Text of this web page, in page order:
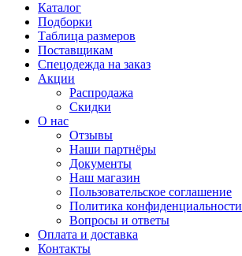
Каталог
Подборки
Таблица размеров
Поставщикам
Спецодежда на заказ
Акции
Распродажа
Скидки
О нас
Отзывы
Наши партнёры
Документы
Наш магазин
Пользовательское соглашение
Политика конфиденциальности
Вопросы и ответы
Оплата и доставка
Контакты